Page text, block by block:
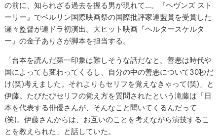
の前に、知られざる過去を握る男が現れて…。『ヘヴンズ スト
ーリー』でベルリン国際映画祭の国際批評家連盟賞を受賞した
瀬々監督が連ドラ初演出。大ヒット映画『ヘルタースケルタ
ー』の金子ありさが脚本を担当する。
「台本を読んだ第一印象は難しそうな話だなと。善悪は時代や
国によっても変わってくるし、自分の中の善悪について30秒だ
け(笑)考えました。それよりもセリフを覚えなきゃって(笑)」と
伊藤。たびたびセリフの覚え方を質問されたという滝藤は「日
本を代表する俳優さんが、そんなこと聞いてくるんだって
(笑)。伊藤さんからは、お互いのことを考えながら演技するこ
とを教えられた」と話していた。